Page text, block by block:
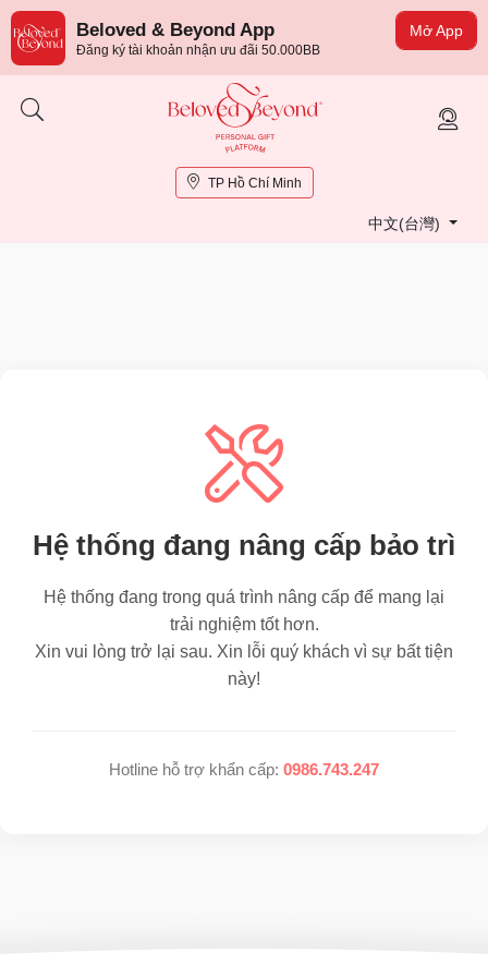
Mở App
Beloved & Beyond App
Đăng ký tài khoản nhận ưu đãi 50.000BB
TP Hồ Chí Minh
中文(台灣)
Hệ thống đang nâng cấp bảo trì
Hệ thống đang trong quá trình nâng cấp để mang lại
trải nghiệm tốt hơn.
Xin vui lòng trở lại sau. Xin lỗi quý khách vì sự bất tiện
này!
Hotline hỗ trợ khẩn cấp: 0986.743.247